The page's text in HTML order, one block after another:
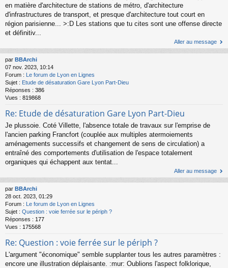
en matière d'architecture de stations de métro, d'architecture
d'infrastructures de transport, et presque d'architecture tout court en
région parisienne... >:D Les stations que tu cites sont une offense directe
et définitiv...
Aller au message
par BBArchi
07 nov. 2023, 10:14
Forum :
Le forum de Lyon en Lignes
Sujet : Etude de désaturation Gare Lyon Part-Dieu
Réponses : 386
Vues : 819868
Re: Etude de désaturation Gare Lyon Part-Dieu
Je plussoie. Coté Villette, l'absence totale de travaux sur l'emprise de
l'ancien parking Francfort (couplée aux multiples atermoiements
aménagements successifs et changement de sens de circulation) a
entraîné des comportements d'utilisation de l'espace totalement
organiques qui échappent aux tentat...
Aller au message
par BBArchi
28 oct. 2023, 01:29
Forum : Le forum de Lyon en Lignes
Sujet : Question : voie ferrée sur le périph ?
Réponses : 177
Vues : 175568
Re: Question : voie ferrée sur le périph ?
L'argument "économique" semble supplanter tous les autres paramètres :
encore une illustration déplaisante. :mur: Oublions l'aspect folklorique,